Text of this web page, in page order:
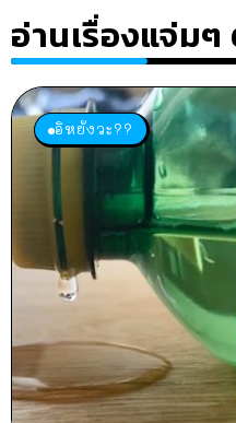
อ่านเรื่องแจ่มๆ
อิหยังวะ??